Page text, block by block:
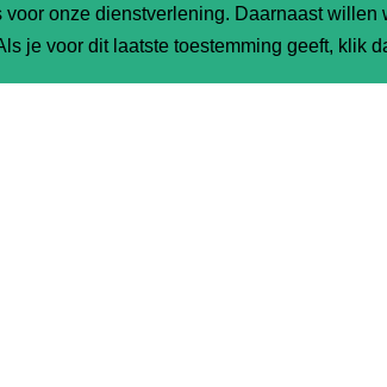
onze dienstverlening. Daarnaast
je voor dit laatste toestemming geeft, klik
(bpa/weekmaker-vrije) eigen